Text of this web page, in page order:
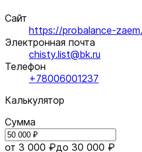
Сайт
https://probalance-
Электронная почта
chisty.list@bk.ru
Телефон
+78006001237
Калькулятор
Сумма
от 3 000 ₽до 30 000 ₽